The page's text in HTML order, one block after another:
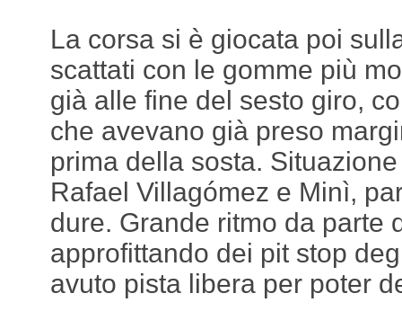
La corsa si è giocata poi
scattati con le gomme più
già alle fine del sesto giro,
che avevano già preso
prima della sosta.
Rafael Villagómez e Minì,
dure. Grande ritmo da parte
approfittando dei pit stop
avuto pista libera per poter